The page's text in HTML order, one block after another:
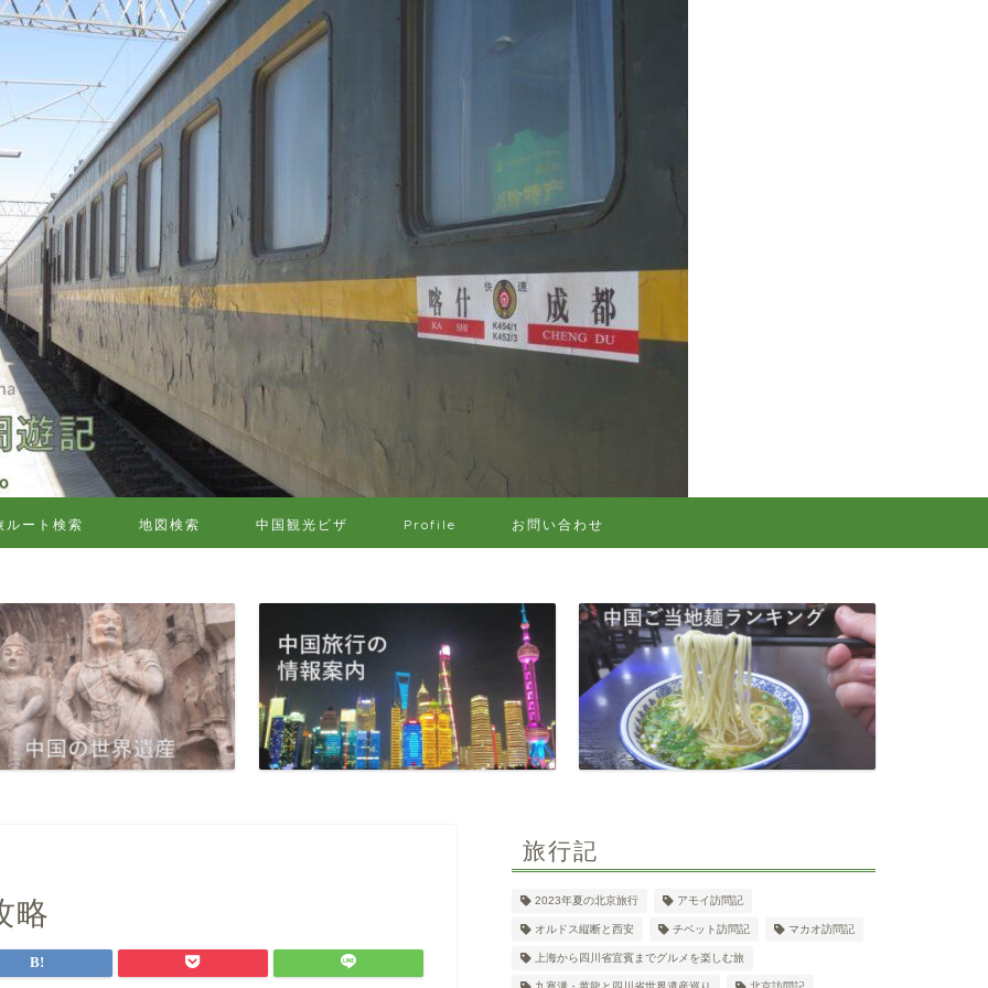
ルート検索 地図検索 中国観光ビザ Profile お問い合わせ
略
旅行記
2023年夏の北京旅行 アモイ訪問記
オルドス縦断と西安 チベット訪問記 マカオ訪問記
上海から四川省宜賓までグルメを楽しむ旅